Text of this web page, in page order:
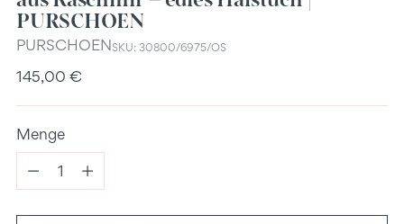
PURSCHOEN
PURSCHOENSKU: 30800/6975/OS
Regulärer
145,00 €
Menge
Menge